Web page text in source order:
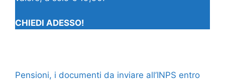
CHIEDI ADESSO!
Pensioni, i documenti da inviare all’INPS entro